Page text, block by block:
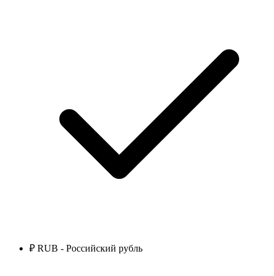
₽ RUB - Российский рубль